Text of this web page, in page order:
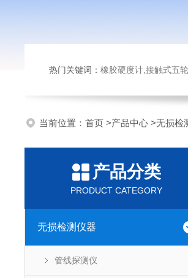
热门关键词： 橡胶硬度计,接触式五轮仪,电子
当前位置： 首页 >产品中心 >无损检
产品分类
PRODUCT CATEGORY
无损检测仪器
管线探测仪